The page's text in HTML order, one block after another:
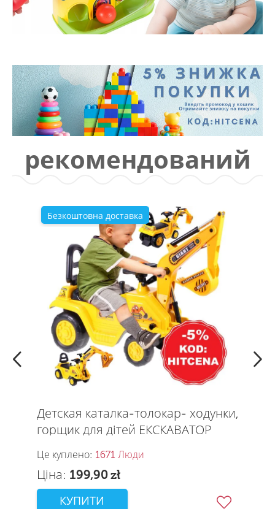
рекомендований
Безкоштовна доставка
Детская каталка-толокар- ходунки,
горщик для дітей ЕКСКАВАТОР
Це куплено: 1671 Люди
Ціна: 199,90zł
КУПИТИ